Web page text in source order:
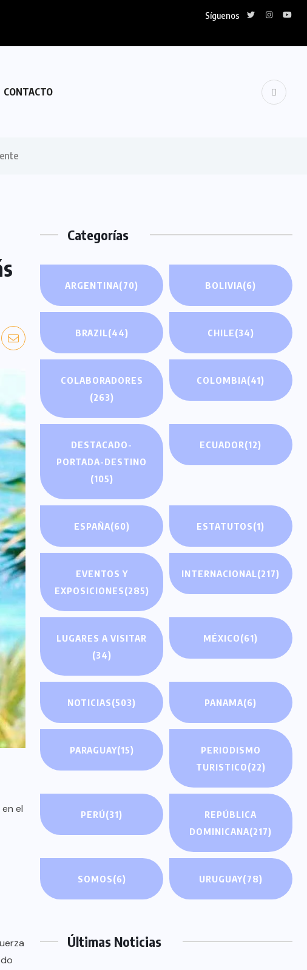
Síguenos
CONTACTO
el
Categorías
ARGENTINA(70) BOLIVIA(6)
BRAZIL(44) CHILE(34)
COLABORADORES
(263)
COLOMBIA(41)
DESTACADO-
PORTADA-DESTINO
(105)
ECUADOR(12)
ESPAÑA(60) ESTATUTOS(1)
EVENTOS Y
EXPOSICIONES(285)
INTERNACIONAL(217)
LUGARES A VISITAR
(34)
MÉXICO(61)
NOTICIAS(503) PANAMA(6)
PARAGUAY(15)
PERIODISMO
TURISTICO(22)
PERÚ(31)
REPÚBLICA
DOMINICANA(217)
SOMOS(6) URUGUAY(78)
Últimas Noticias